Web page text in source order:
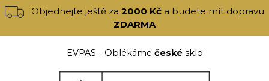
Objednejte ještě za2000 Kč a budete mít dopravu
ZDARMA
EVPAS - Oblékáme českésklo